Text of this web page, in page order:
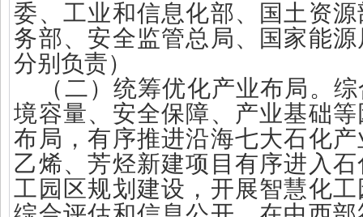
委、工业和信息化部、国土资
务部、安全监管总局、国家能
分别负责）
（二）统筹优化产业布局。
境容量、安全保障、产业基础
布局，有序推进沿海七大石化
乙烯、芳烃新建项目有序进入
工园区规划建设，开展智慧化